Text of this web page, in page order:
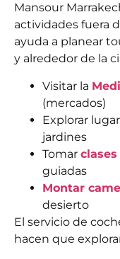
Mansour
actividades fuera
ayuda a planear
y alrededor de la
Visitar la
(mercados)
Explorar
jardines
Tomar
guiadas
Montar
desierto
El servicio de
hacen que